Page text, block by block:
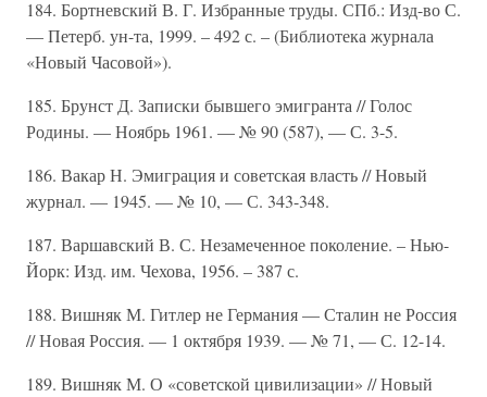
184. Бортневский В. Г. Избранные труды. СПб.: Изд-во С.
— Петерб. ун-та, 1999. – 492 с. – (Библиотека журнала
«Новый Часовой»).
185. Брунст Д. Записки бывшего эмигранта // Голос
Родины. — Ноябрь 1961. — № 90 (587), — С. 3-5.
186. Вакар Н. Эмиграция и советская власть // Новый
журнал. — 1945. — № 10, — С. 343-348.
187. Варшавский В. С. Незамеченное поколение. – Нью-
Йорк: Изд. им. Чехова, 1956. – 387 с.
188. Вишняк М. Гитлер не Германия — Сталин не Россия
// Новая Россия. — 1 октября 1939. — № 71, — С. 12-14.
189. Вишняк М. О «советской цивилизации» // Новый